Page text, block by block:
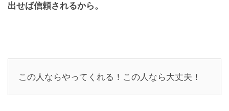
出せば信頼されるから。
この人ならやってくれる！この人なら大丈夫！